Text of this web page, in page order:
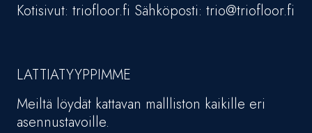
Kotisivut: triofloor.fi Sähköposti: trio@triofloor.fi
LATTIATYYPPIMME
Meiltä löydät kattavan mallliston kaikille eri
asennustavoille.